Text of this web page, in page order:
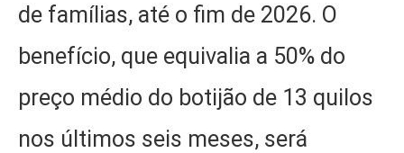
de famílias, até o fim de 2026. O
benefício, que equivalia a 50% do
preço médio do botijão de 13 quilos
nos últimos seis meses, será